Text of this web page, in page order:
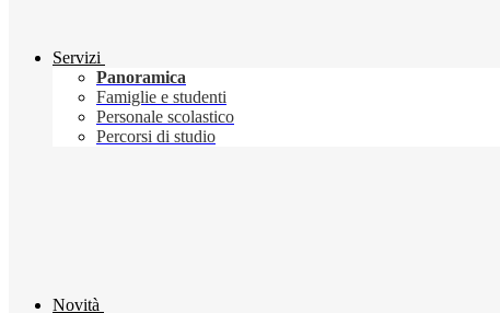
Servizi
Panoramica
Famiglie e studenti
Personale scolastico
Percorsi di studio
Novità